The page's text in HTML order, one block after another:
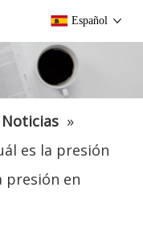
Español
Noticias »
es la presión
presión en